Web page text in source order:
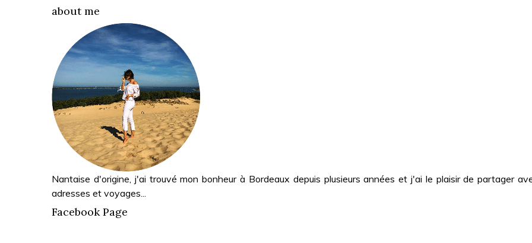
about me
Nantaise d'origine, j'ai trouvé mon bonheur à Bordeaux depuis plusieurs années et j'ai le plaisir de partager
adresses et voyages...
Facebook Page